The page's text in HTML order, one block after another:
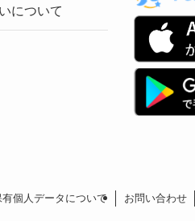
について
有個人データについて お問い合わせ